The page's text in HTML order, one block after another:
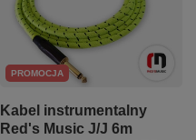
PROMOCJA
Kabel instrumentalny
Red's Music J/J 6m